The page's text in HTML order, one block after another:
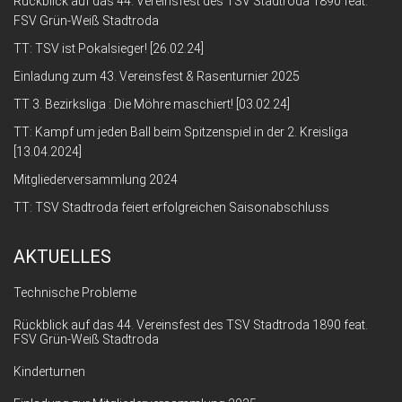
FSV Grün-Weiß Stadtroda
TT: TSV ist Pokalsieger! [26.02.24]
Einladung zum 43. Vereinsfest & Rasenturnier 2025
TT 3. Bezirksliga : Die Möhre maschiert! [03.02.24]
TT: Kampf um jeden Ball beim Spitzenspiel in der 2. Kreisliga
[13.04.2024]
Mitgliederversammlung 2024
TT: TSV Stadtroda feiert erfolgreichen Saisonabschluss
AKTUELLES
Technische Probleme
Rückblick auf das 44. Vereinsfest des TSV Stadtroda 1890 feat.
FSV Grün-Weiß Stadtroda
Kinderturnen